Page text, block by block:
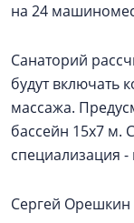
на 24
Санаторий
будут включать
массажа.
бассейн 15х7 м.
специализация
Сергей Орешкин